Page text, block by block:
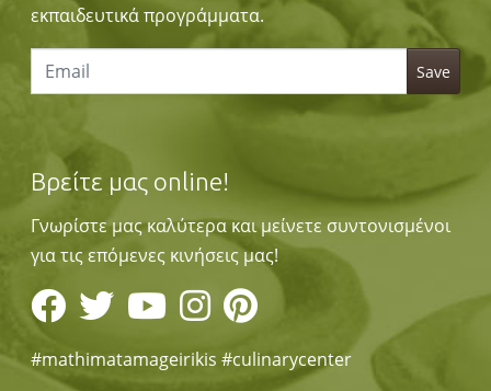
εκπαιδευτικά προγράμματα.
Βρείτε μας online!
Γνωρίστε μας καλύτερα και μείνετε συντονισμένοι
για τις επόμενες κινήσεις μας!
#mathimatamageirikis #culinarycenter